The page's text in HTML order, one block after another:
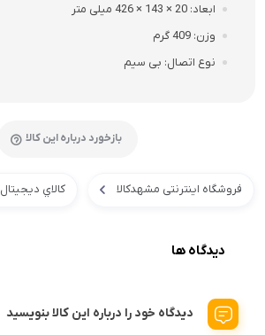
ابعاد 20 × 143 × 426 میلی متر
وزن 409 گرم
نوع اتصال بی سیم
بازخورد درباره این کالا
فروشگاه اینترنتی مشهدکالا کالاي ديجيتال
دیدگاه ها
دیدگاه خود را درباره این کالا بنویسید